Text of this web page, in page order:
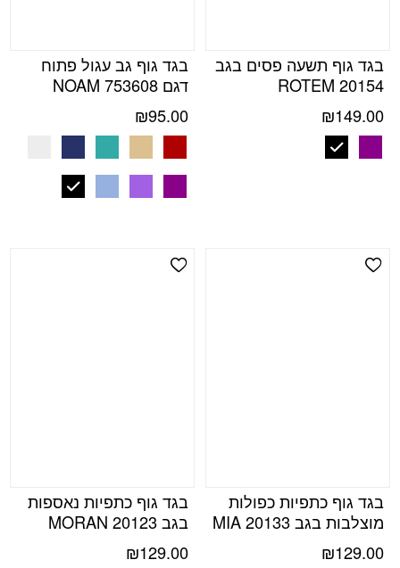
בגד גוף תשעה פסים בגב
ROTEM 20154
₪149.00
בגד גוף גב עגול פתוח
דגם NOAM 753608
₪95.00
Add Wishlist
בגד גוף כתפיות כפולות
מוצלבות בגב MIA 20133
₪129.00
Add Wishlist
בגד גוף כתפיות נאספות
בגב MORAN 20123
₪129.00